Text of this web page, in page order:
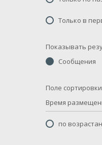
Только в
Показывать
Сообщения
Поле
Время
по